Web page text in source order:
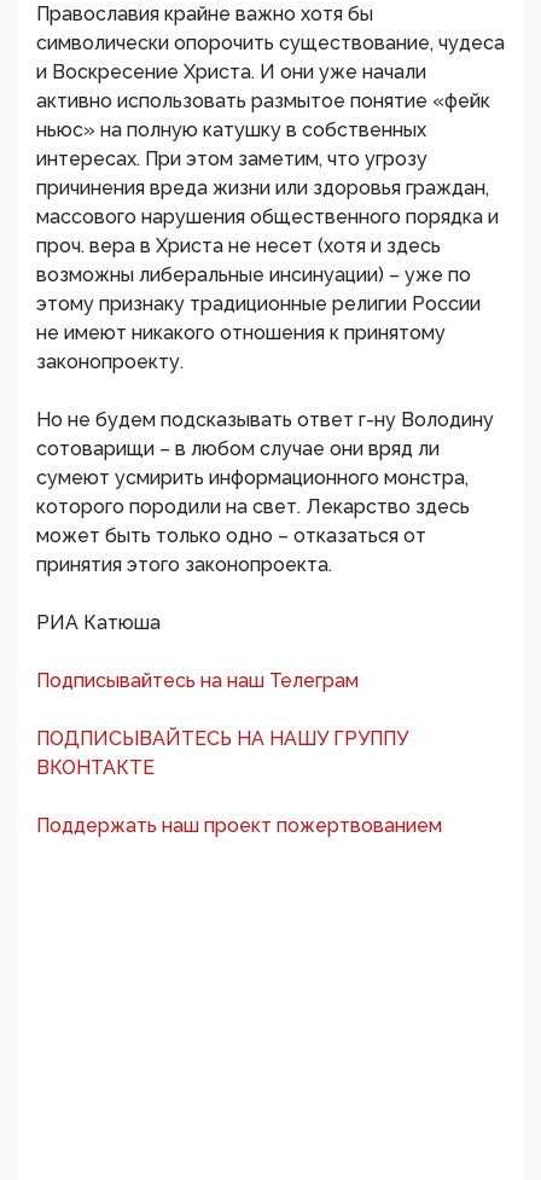
Православия крайне важно хотя бы
символически опорочить существование, чудеса
и Воскресение Христа. И они уже начали
активно использовать размытое понятие «фейк
ньюс» на полную катушку в собственных
интересах. При этом заметим, что угрозу
причинения вреда жизни или здоровья граждан,
массового нарушения общественного порядка и
проч. вера в Христа не несет (хотя и здесь
возможны либеральные инсинуации) – уже по
этому признаку традиционные религии России
не имеют никакого отношения к принятому
законопроекту.
Но не будем подсказывать ответ г-ну Володину
сотоварищи – в любом случае они вряд ли
сумеют усмирить информационного монстра,
которого породили на свет. Лекарство здесь
может быть только одно – отказаться от
принятия этого законопроекта.
РИА Катюша
Подписывайтесь на наш Телеграм
ПОДПИСЫВАЙТЕСЬ НА НАШУ ГРУППУ
ВКОНТАКТЕ
Поддержать наш проект пожертвованием